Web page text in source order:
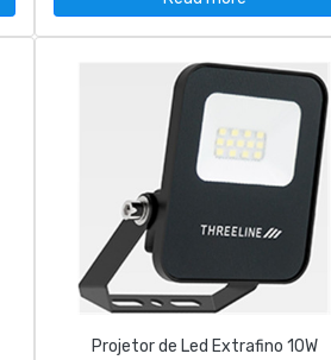
Projetor de Led Extrafino 10W